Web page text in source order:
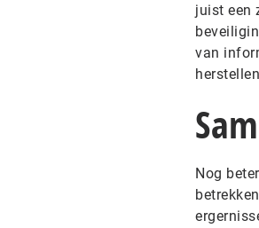
juist een
van
Nog